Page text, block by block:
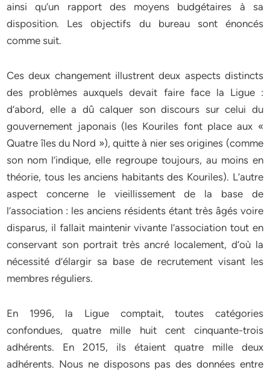
ainsi qu’un rapport des moyens budgétaires à sa
disposition. Les objectifs du bureau sont énoncés
comme suit.
Ces deux changement illustrent deux aspects distincts
des problèmes auxquels devait faire face la Ligue :
d’abord, elle a dû calquer son discours sur celui du
gouvernement japonais (les Kouriles font place aux «
Quatre îles du Nord »), quitte à nier ses origines (comme
son nom l’indique, elle regroupe toujours, au moins en
théorie, tous les anciens habitants des Kouriles). L’autre
aspect concerne le vieillissement de la base de
l’association : les anciens résidents étant très âgés voire
disparus, il fallait maintenir vivante l’association tout en
conservant son portrait très ancré localement, d’où la
nécessité d’élargir sa base de recrutement visant les
membres réguliers.
En 1996, la Ligue comptait, toutes catégories
confondues, quatre mille huit cent cinquante-trois
adhérents. En 2015, ils étaient quatre mille deux
adhérents. Nous ne disposons pas des données entre